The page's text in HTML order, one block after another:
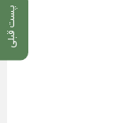
پست قبلی